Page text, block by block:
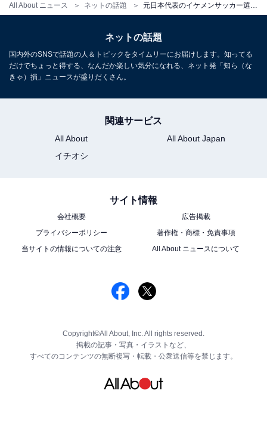
All About ニュース ネットの話題
ネットの話題
国内外のSNSで話題の人＆トピックをタイムリーにお届けします。知ってる
だけでちょっと得する、なんだか楽しい気分になれる、ネット発「知ら（な
きゃ）損」ニュースが盛りだくさん。
関連サービス
All About
All About Japan
イチオシ
サイト情報
会社概要
広告掲載
プライバシーポリシー
著作権・商標・免責事項
当サイトの情報についての注意
All About ニュースについて
Copyright©All About, Inc. All rights reserved.
掲載の記事・写真・イラストなど、
すべてのコンテンツの無断複写・転載・公衆送信等を禁じます。